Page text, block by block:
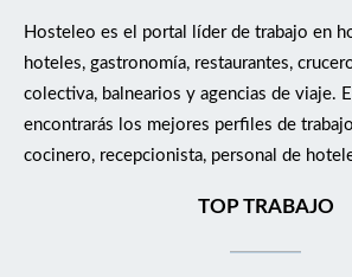
Hosteleo es el portal líder de trabajo en
hoteles, gastronomía, restaurantes,
colectiva, balnearios y agencias de viaje.
encontrarás los mejores perfiles de
cocinero, recepcionista, personal de
TOP TRABAJO